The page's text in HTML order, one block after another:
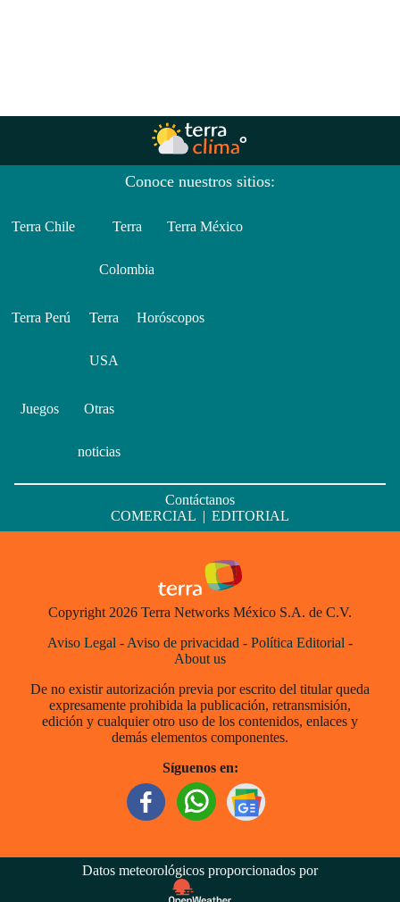
Conoce nuestros sitios:
Terra Chile Terra
Colombia
Terra México
Terra Perú Terra
USA
Horóscopos
Juegos Otras
noticias
Contáctanos
COMERCIAL | EDITORIAL
Copyright 2026 Terra Networks México S.A. de C.V.
Aviso Legal - Aviso de privacidad - Política Editorial -
About us
De no existir autorización previa por escrito del titular queda
expresamente prohibida la publicación, retransmisión,
edición y cualquier otro uso de los contenidos, enlaces y
demás elementos componentes.
Síguenos en:
Datos meteorológicos proporcionados por